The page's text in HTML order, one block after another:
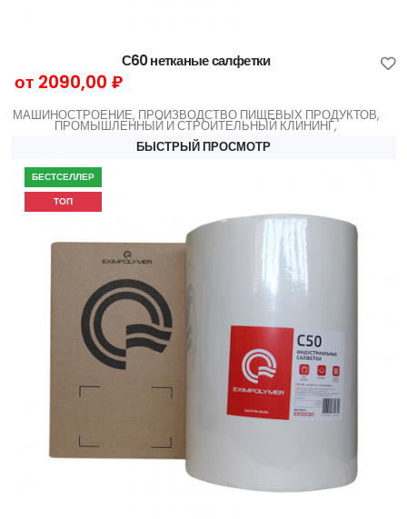
С60 нетканые салфетки
от 2090,00 ₽
МАШИНОСТРОЕНИЕ, ПРОИЗВОДСТВО ПИЩЕВЫХ ПРОДУКТОВ,
ПРОМЫШЛЕННЫЙ И СТРОИТЕЛЬНЫЙ КЛИНИНГ,
БЕСТСЕЛЛЕР
ТОП
БЫСТРЫЙ ПРОСМОТР